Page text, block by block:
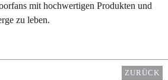
mit hochwertigen Produkten und
zu leben.
ZURÜCK